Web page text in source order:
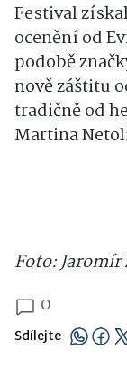
Festival
ocenění od
podobě
nově záštitu
tradičně od
Martina
Foto:
0
Sdílejte